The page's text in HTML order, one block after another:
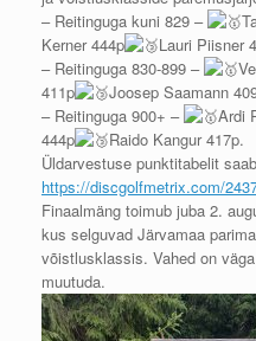
– Reitinguga kuni 829 –
Kerner 444p
Lauri Piisner
– Reitinguga 830-899 –
411p
Joosep Saamann
– Reitinguga 900+ –
Ardi
444p
Raido Kangur 417p.
Üldarvestuse punktitabelit
https://discgolfmetrix.com/
Finaalmäng toimub juba 2.
kus selguvad Järvamaa
võistlusklassis. Vahed on
muutuda.